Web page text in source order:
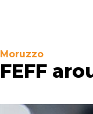
Moruzzo
FEFF